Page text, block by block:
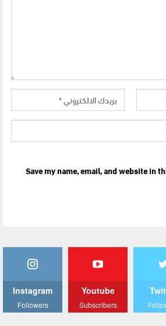
Save my name, email, and website in
Youtube
Subscribers
Instagram
Followers